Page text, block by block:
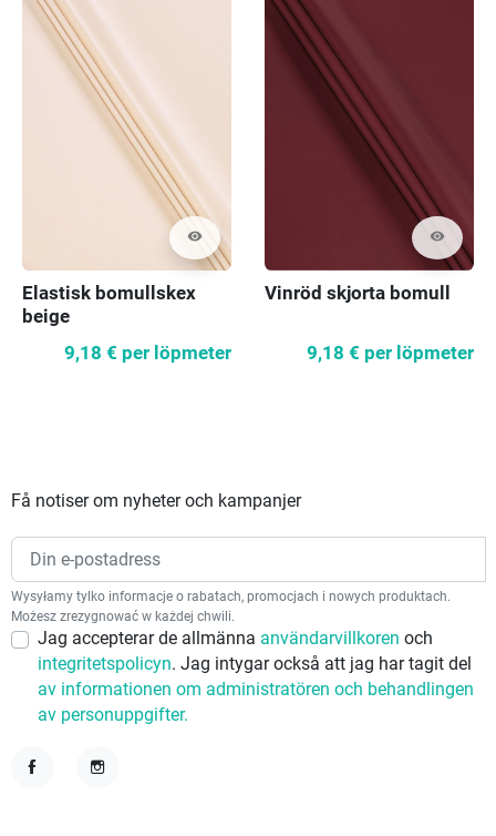
visibility
Elastisk bomullskex
beige
9,18 € per löpmeter
visibility
Vinröd skjorta bomull
9,18 € per löpmeter
Få notiser om nyheter och kampanjer
Wysyłamy tylko informacje o rabatach, promocjach i nowych produktach.
Możesz zrezygnować w każdej chwili.
Jag accepterar de allmänna användarvillkoren och
integritetspolicyn. Jag intygar också att jag har tagit del
av informationen om administratören och behandlingen
av personuppgifter.